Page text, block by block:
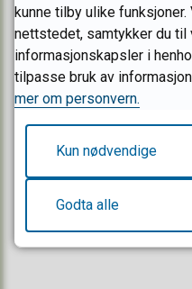
Send
kunne tilby ulike
nettstedet, samtykker du til
informasjonskapsler i
tilpasse bruk av
mer om personvern.
Kun nødvendige
Godta alle